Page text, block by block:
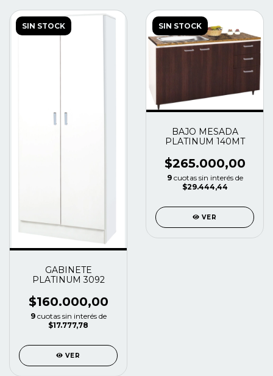
SIN STOCK
GABINETE
PLATINUM 3092
$160.000,00
9 cuotas sin interés de
$17.777,78
VER
SIN STOCK
BAJO MESADA
PLATINUM 140MT
$265.000,00
9 cuotas sin interés de
$29.444,44
VER